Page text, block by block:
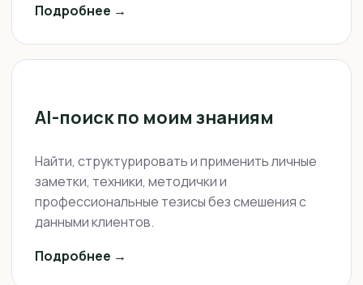
Подробнее →
AI-поиск по моим знаниям
Найти, структурировать и применить личные
заметки, техники, методички и
профессиональные тезисы без смешения с
данными клиентов.
Подробнее →